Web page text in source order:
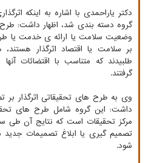
دکتر یاراحمدی با اشاره به اینکه
گروه دسته بندی شد، اظهار داشت:
وضعیت سلامت یا ارائه ی خدمت یا
بر سلامت یا اقتصاد اثرگذار
طلبیدند که متناسب با اقتضائات
گرفتند.
وی به طرح های تحقیقاتی اثرگذار بر
داشت: این گروه شامل طرح های
مرکز تحقیقات است که نتایج آن طی
تصمیم گیری یا ابلاغ تصمیمات
شود.